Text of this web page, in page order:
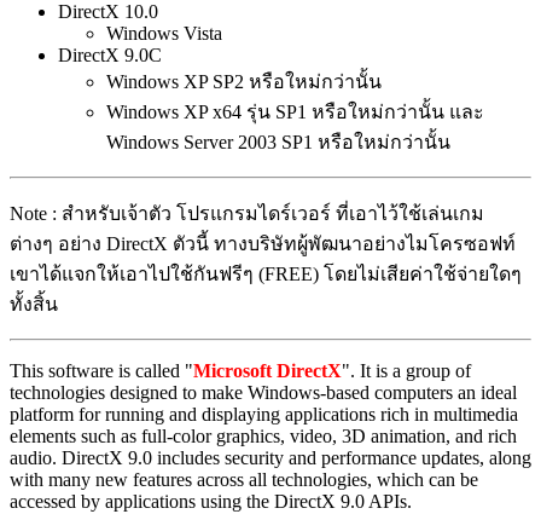
DirectX 10.0
Windows Vista
DirectX 9.0C
Windows XP SP2 หรือใหม่กว่านั้น
Windows XP x64 รุ่น SP1 หรือใหม่กว่านั้น และ
Windows Server 2003 SP1 หรือใหม่กว่านั้น
Note : สำหรับเจ้าตัว โปรแกรมไดร์เวอร์ ที่เอาไว้ใช้เล่นเกม
ต่างๆ อย่าง DirectX ตัวนี้ ทางบริษัทผู้พัฒนาอย่างไมโครซอฟท์
เขาได้แจกให้เอาไปใช้กันฟรีๆ (FREE) โดยไม่เสียค่าใช้จ่ายใดๆ
ทั้งสิ้น
This software is called "Microsoft DirectX". It is a group of
technologies designed to make Windows-based computers an ideal
platform for running and displaying applications rich in multimedia
elements such as full-color graphics, video, 3D animation, and rich
audio. DirectX 9.0 includes security and performance updates, along
with many new features across all technologies, which can be
accessed by applications using the DirectX 9.0 APIs.